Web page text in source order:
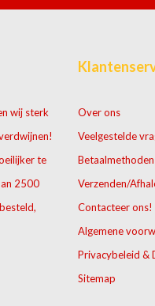
wij sterk
te
2500
Over ons
Veelgestelde
Betaalmethoden
Verzenden/
Contacteer ons!
Algemene
Privacybeleid &
Sitemap